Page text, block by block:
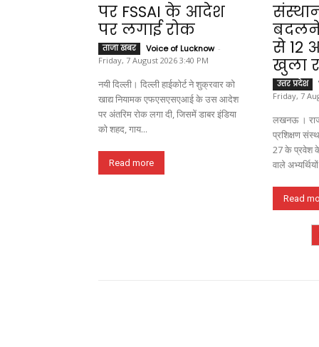
पर FSSAI के आदेश
पर लगाई रोक
ताजा खबर Voice of Lucknow -
Friday, 7 August 2026 3:40 PM
नयी दिल्ली। दिल्ली हाईकोर्ट ने शुक्रवार को
खाद्य नियामक एफएसएसएआई के उस आदेश
पर अंतरिम रोक लगा दी, जिसमें डाबर इंडिया
को शहद, गाय...
Read more
बदलने
से 12
खुला
उत्तर प्रदेश
Friday, 7
लखनऊ ।
प्रशिक्षण
27 के प्रवेश
वाले
Read